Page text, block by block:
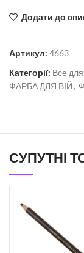
Додати до
Артикул: 4663
Категорії: Все для
ФАРБА ДЛЯ ВІЙ ,
СУПУТНІ